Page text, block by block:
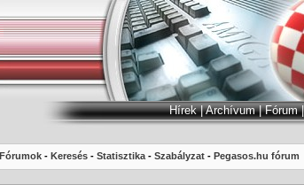
Hírek|Archívum|Fórum
Fórumok - Keresés - Statisztika - Szabályzat - Pegasos.hu fórum